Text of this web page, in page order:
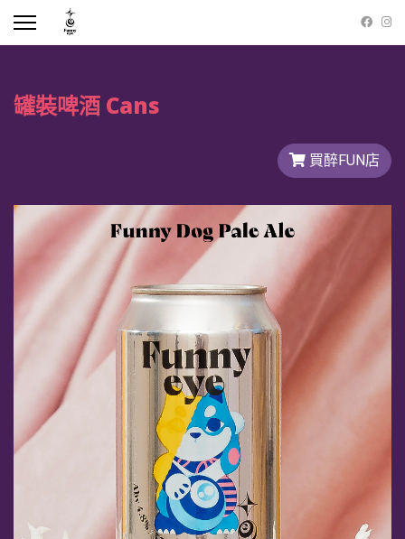
罐裝啤酒 Cans
買醉FUN店